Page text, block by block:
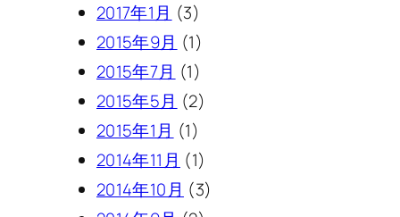
2017年1月 (3)
2015年9月 (1)
2015年7月 (1)
2015年5月 (2)
2015年1月 (1)
2014年11月 (1)
2014年10月 (3)